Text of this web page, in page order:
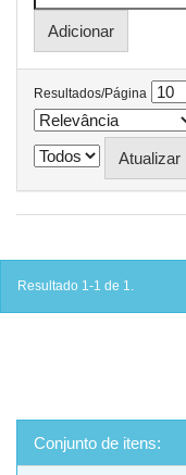
Resultados/Página
Resultado 1-1 de 1.
Conjunto de itens: